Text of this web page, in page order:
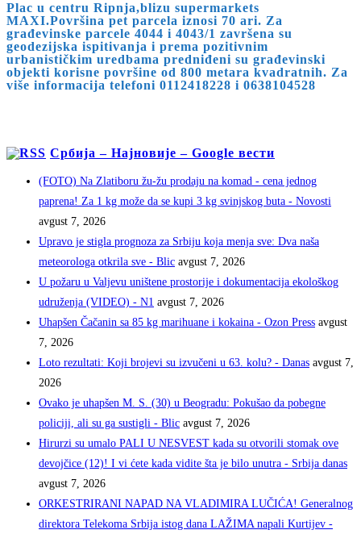
Plac u centru Ripnja,blizu supermarkets
MAXI.Površina pet parcela iznosi 70 ari. Za
građevinske parcele 4044 i 4043/1 završena su
geodezijska ispitivanja i prema pozitivnim
urbanističkim uredbama predniđeni su građevinski
objekti korisne površine od 800 metara kvadratnih. Za
više informacija telefoni 0112418228 i 0638104528
Србија – Најновије – Google вести
(FOTO) Na Zlatiboru žu-žu prodaju na komad - cena jednog
paprena! Za 1 kg može da se kupi 3 kg svinjskog buta - Novosti
avgust 7, 2026
Upravo je stigla prognoza za Srbiju koja menja sve: Dva naša
meteorologa otkrila sve - Blic avgust 7, 2026
U požaru u Valjevu uništene prostorije i dokumentacija ekološkog
udruženja (VIDEO) - N1 avgust 7, 2026
Uhapšen Čačanin sa 85 kg marihuane i kokaina - Ozon Press avgust
7, 2026
Loto rezultati: Koji brojevi su izvučeni u 63. kolu? - Danas avgust 7,
2026
Ovako je uhapšen M. S. (30) u Beogradu: Pokušao da pobegne
policiji, ali su ga sustigli - Blic avgust 7, 2026
Hirurzi su umalo PALI U NESVEST kada su otvorili stomak ove
devojčice (12)! I vi ćete kada vidite šta je bilo unutra - Srbija danas
avgust 7, 2026
ORKESTRIRANI NAPAD NA VLADIMIRA LUČIĆA! Generalnog
direktora Telekoma Srbija istog dana LAŽIMA napali Kurtijev -